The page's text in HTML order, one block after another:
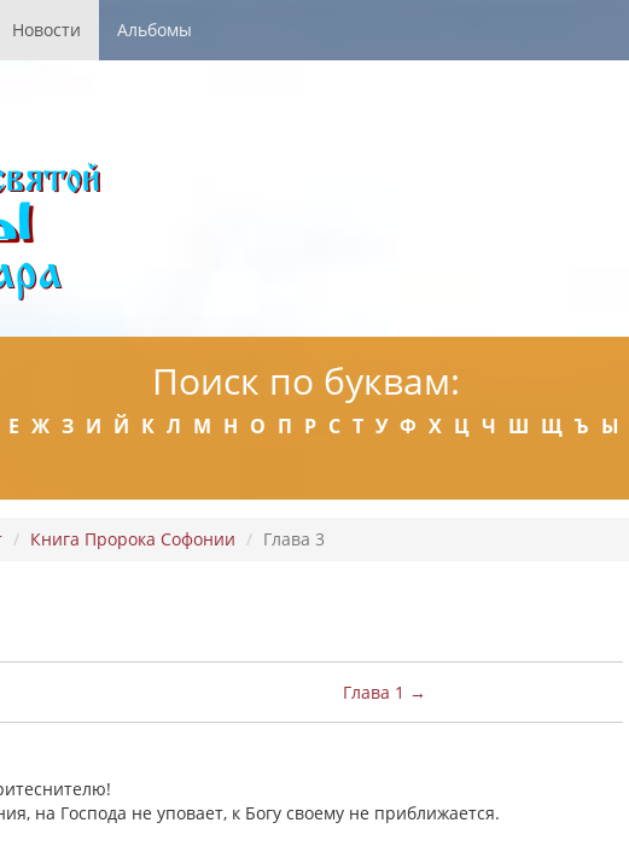
Новости Альбомы
Поиск по буквам:
Е Ж З И Й К Л М Н О П Р С Т У Ф Х Ц Ч Ш Щ Ъ Ы
Книга Пророка Софонии Глава 3
Глава 1 →
на Господа не уповает, к Богу своему не приближается.